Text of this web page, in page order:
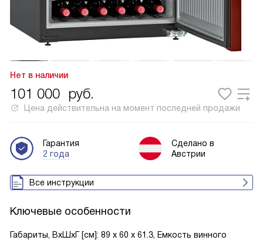
Нет в наличии
101 000 руб.
Цена действительна на момент последней продажи
Гарантия
2 года
Сделано в
Австрии
Все инструкции
Ключевые особенности
Габариты, ВxШxГ [см]: 89 х 60 х 61.3, Емкость винного